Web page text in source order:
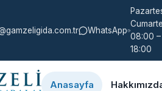
WhatsApp
08:00 –
18:00
Anasayfa